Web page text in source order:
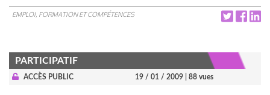
EMPLOI, FORMATION ET COMPÉTENCES
PARTICIPATIF
ACCÈS PUBLIC 19 / 01 / 2009 | 88 vues